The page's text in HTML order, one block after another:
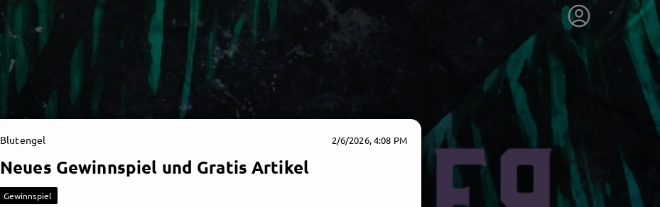
Blutengel 2/6/2026, 4:08 PM
Neues Gewinnspiel und Gratis Artikel
Gewinnspiel